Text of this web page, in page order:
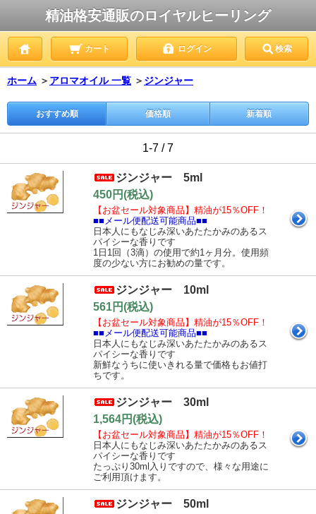
精油格安通販のロイヤルヒーリング
カート ログイン 検索
ホーム ＞ アロマオイル 一覧 ＞ ジンジャー
おすすめ順 価格順 新着順
1-7 / 7
ジンジャー 5ml
450円(税込)
【お盆セール対象商品】精油が15％OFF！
■■メール便配送可能商品■■
日本人にもなじみ深いあたたかみのあるス
パイシーな香りです
1日1回（3滴）の使用で約1ヶ月分。使用頻
度の少ない方にお勧めの量です。
ジンジャー 10ml
561円(税込)
【お盆セール対象商品】精油が15％OFF！
■■メール便配送可能商品■■
日本人にもなじみ深いあたたかみのあるス
パイシーな香りです
新鮮なうちに使いきれる量で価格もお値打
ちです。
ジンジャー 30ml
1,564円(税込)
【お盆セール対象商品】精油が15％OFF！
日本人にもなじみ深いあたたかみのあるス
パイシーな香りです
たっぷり30ml入りですので、様々な用途に
ご利用頂けます。
ジンジャー 50ml